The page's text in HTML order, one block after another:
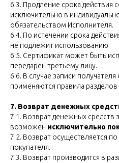
6.3. Продление срока действия
исключительно в
обязательством Исполнителя.
6.4. По истечении срока
не подлежит использованию.
6.5. Сертификат может быть
передарен третьему лицу.
6.6. В случае записи
применяются правила
7. Возврат денежных
7.1. Возврат денежных средств
возможен исключительно
7.2. Возврат осуществляется
покупателя.
7.3. Возврат производится в